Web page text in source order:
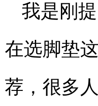
我是刚
在选脚垫
荐，很多